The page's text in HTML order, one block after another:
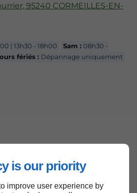
is our priority
improve user experience by
95240 CORMEILLES-EN-
| 13h30 - 18h00 Sam :08h30 -
fériés : Dépannage uniquement